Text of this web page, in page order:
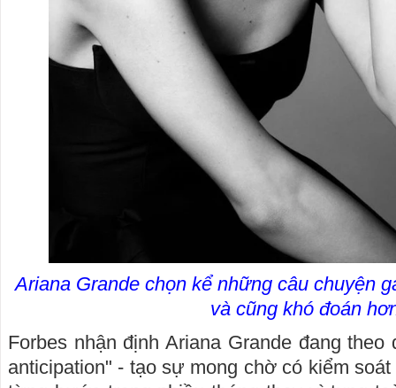
Ariana Grande chọn kể những câu chuyện
và cũng khó đoán
Forbes nhận định Ariana Grande đang theo
anticipation" - tạo sự mong chờ có kiểm